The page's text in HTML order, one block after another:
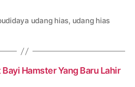
udang hias, udang hias
Hamster Yang Baru Lahir